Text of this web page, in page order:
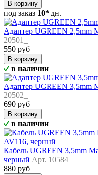
В корзину
под заказ 10* дн.
Адаптер UGREEN 2,5mm
20501_
550 руб
В корзину
в наличии
Адаптер UGREEN 3,5mm
20502_
690 руб
В корзину
в наличии
Кабель UGREEN 3,5mm
черный Арт. 10584_
880 руб